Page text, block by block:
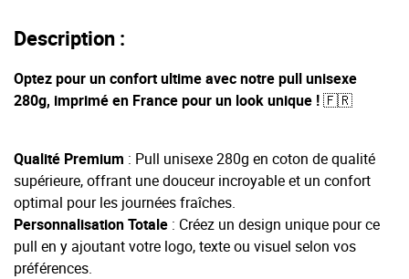
Description :
Optez pour un confort ultime avec notre pull unisexe
280g, imprimé en France pour un look unique ! 🇫🇷
Qualité Premium : Pull unisexe 280g en coton de qualité
supérieure, offrant une douceur incroyable et un confort
optimal pour les journées fraîches.
Personnalisation Totale : Créez un design unique pour ce
pull en y ajoutant votre logo, texte ou visuel selon vos
préférences.